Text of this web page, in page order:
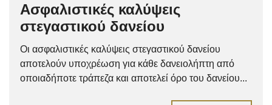
Ασφαλιστικές καλύψεις
στεγαστικού δανείου
Οι ασφαλιστικές καλύψεις στεγαστικού δανείου
αποτελούν υποχρέωση για κάθε δανειολήπτη από
οποιαδήποτε τράπεζα και αποτελεί όρο του δανείου...